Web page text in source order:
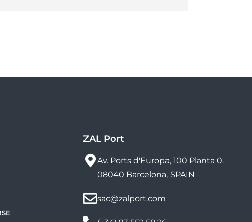
ZAL Port
Av. Ports d'Europa, 100 Planta 0.
08040 Barcelona, SPAIN
sac@zalport.com